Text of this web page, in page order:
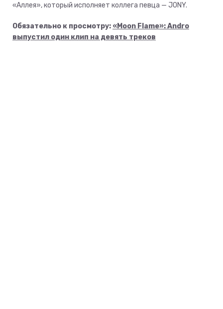
«Аллея», который исполняет коллега певца — JONY.
Обязательно к просмотру: «Moon Flame»: Andro
выпустил один клип на девять треков